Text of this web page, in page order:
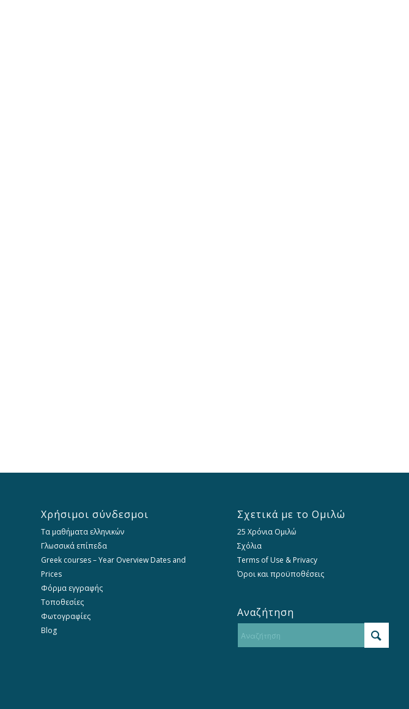
Χρήσιμοι σύνδεσμοι
Τα μαθήματα ελληνικών
Γλωσσικά επίπεδα
Greek courses – Year Overview Dates and
Prices
Φόρμα εγγραφής
Τοποθεσίες
Φωτογραφίες
Blog
Σχετικά με το Ομιλώ
25 Χρόνια Ομιλώ
Σχόλια
Terms of Use & Privacy
Όροι και προϋποθέσεις
Αναζήτηση